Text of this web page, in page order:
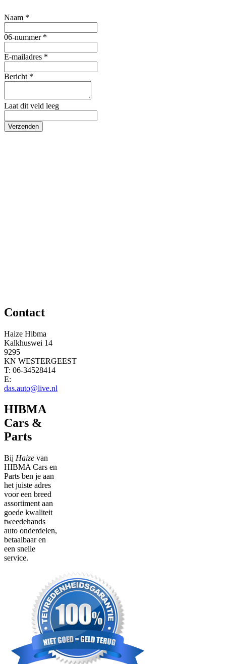
Naam *
06-nummer *
E-mailadres *
Bericht *
Laat dit veld leeg
Verzenden
Contact
Haize Hibma
Kalkhuswei 14
9295
KN WESTERGEEST
T: 06-34528414
E:
das.auto@live.nl
HIBMA
Cars &
Parts
Bij Haize van
HIBMA Cars en
Parts ben je aan
het juiste adres
voor een breed
assortiment aan
goede kwaliteit
tweedehands
auto onderdelen,
betaalbaar en
een snelle
service.